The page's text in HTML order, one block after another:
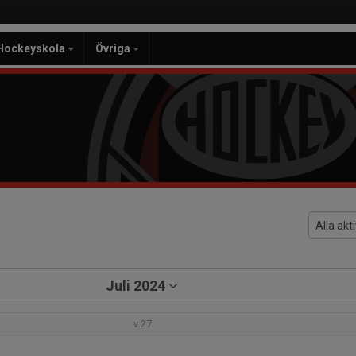
Övriga
Juli 2024
v.27